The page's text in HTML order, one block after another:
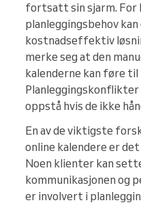
fortsatt sin sjarm.
planleggingsbehov
kostnadseffektiv
merke seg at den
kalenderne kan føre
oppstå hvis de ikke
En av de viktigste
online kalendere er
Noen klienter kan
kommunikasjonen og
er involvert i